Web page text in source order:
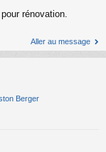
rénovation.
Aller au message
Berger